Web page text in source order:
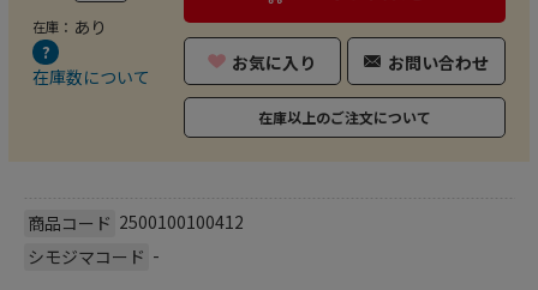
在庫： あり
在庫数について
お気に入り お問い合わせ
在庫以上のご注文について
商品コード 2500100100412
シモジマコード -